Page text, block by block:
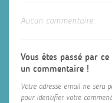
Aucun commentaire.
Vous êtes passé par
un commentaire !
Votre adresse email ne sera
pour identifier votre